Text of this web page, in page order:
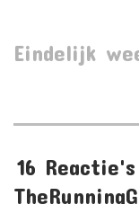
Eindelijk
QUIZ
16